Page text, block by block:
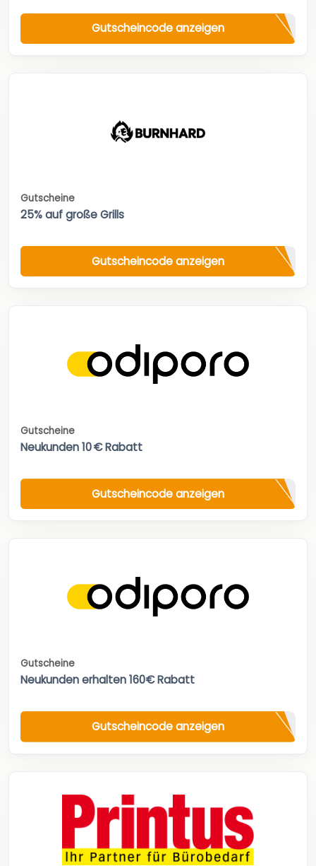
Gutscheincode anzeigen
Gutscheine
25% auf große Grills
Gutscheincode anzeigen
Gutscheine
Neukunden 10 € Rabatt
Gutscheincode anzeigen
Gutscheine
Neukunden erhalten 160€ Rabatt
Gutscheincode anzeigen